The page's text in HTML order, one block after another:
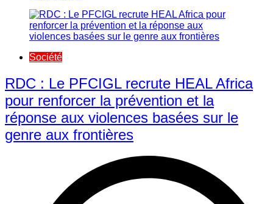
Société
RDC : Le PFCIGL recrute HEAL Africa
pour renforcer la prévention et la
réponse aux violences basées sur le
genre aux frontières